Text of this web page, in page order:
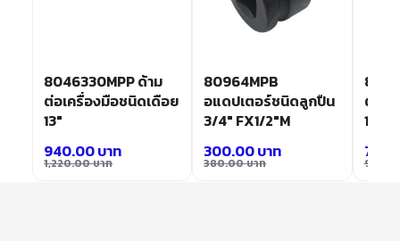
8046330MPP ด้าม
ต่อเครื่องมือชนิดเดือย
13″
1,220.00บาท
940.00บาท
80964MPB
อแดปเตอร์ชนิดลูกปืน
3/4″ FX1/2″M
380.00บาท
300.00บาท
ต่อเ
10″